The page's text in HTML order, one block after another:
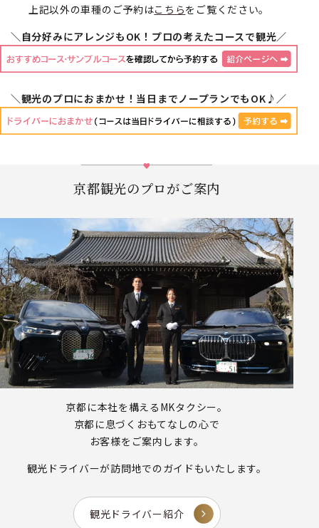
上記以外の車種のご予約はこちらをご覧ください。
＼自分好みにアレンジもOK！プロの考えたコースで観光／
＼観光のプロにおまかせ！当日までノープランでもOK♪／
京都観光のプロがご案内
京都に本社を構えるMKタクシー。
京都に息づくおもてなしの心で
お客様をご案内します。
観光ドライバーが訪問地でのガイドもいたします。
観光ドライバー紹介